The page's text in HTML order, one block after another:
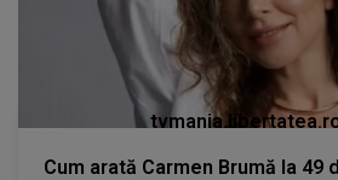
Cum arată Carmen Brumă la 49